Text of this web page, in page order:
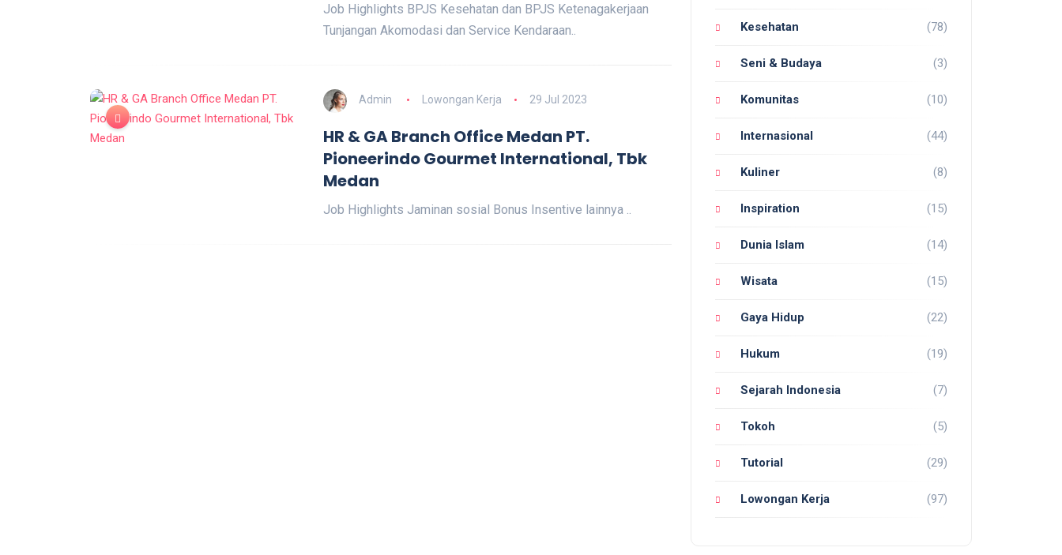
Job Highlights BPJS Kesehatan dan BPJS Ketenagakerjaan
Tunjangan Akomodasi dan Service Kendaraan..
Admin Lowongan Kerja 29 Jul 2023
HR & GA Branch Office Medan PT.
Pioneerindo Gourmet International, Tbk
Medan
Job Highlights Jaminan sosial Bonus Insentive lainnya ..
Kesehatan (78)
Seni & Budaya (3)
Komunitas (10)
Internasional (44)
Kuliner (8)
Inspiration (15)
Dunia Islam (14)
Wisata (15)
Gaya Hidup (22)
Hukum (19)
Sejarah Indonesia (7)
Tokoh (5)
Tutorial (29)
Lowongan Kerja (97)